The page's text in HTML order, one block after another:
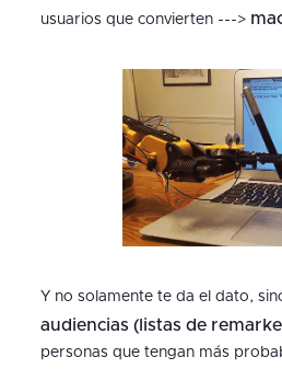
usuarios que convierten --->
Y no solamente te da el dato,
audiencias (listas de
personas que tengan más